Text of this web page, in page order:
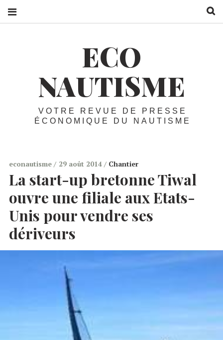
ECO
NAUTISME
VOTRE REVUE DE PRESSE
ÉCONOMIQUE DU NAUTISME
econautisme 29 août 2014 Chantier
La start-up bretonne Tiwal
ouvre une filiale aux Etats-
Unis pour vendre ses
dériveurs